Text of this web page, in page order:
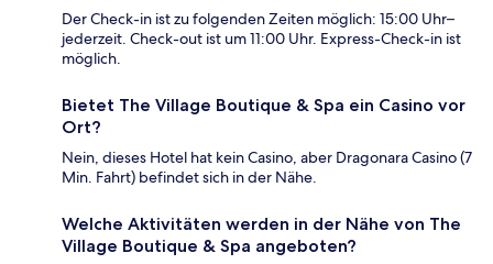
Der Check-in ist zu folgenden Zeiten möglich: 15:00 Uhr–
jederzeit. Check-out ist um 11:00 Uhr. Express-Check-in ist
möglich.
Bietet The Village Boutique & Spa ein Casino vor
Ort?
Nein, dieses Hotel hat kein Casino, aber Dragonara Casino (7
Min. Fahrt) befindet sich in der Nähe.
Welche Aktivitäten werden in der Nähe von The
Village Boutique & Spa angeboten?